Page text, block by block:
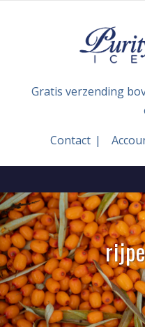
Gratis verzending
Contact